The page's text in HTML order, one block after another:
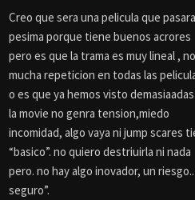
Creo que sera una pelicula que
pesima porque tiene buenos acrores
pero es que la trama es muy lineal ,
mucha repeticion en todas las
o es que ya hemos visto
la movie no genra tension,miedo
incomidad, algo vaya ni jump scares
“basico”. no quiero destriuirla ni nada
pero. no hay algo inovador, un
seguro”.